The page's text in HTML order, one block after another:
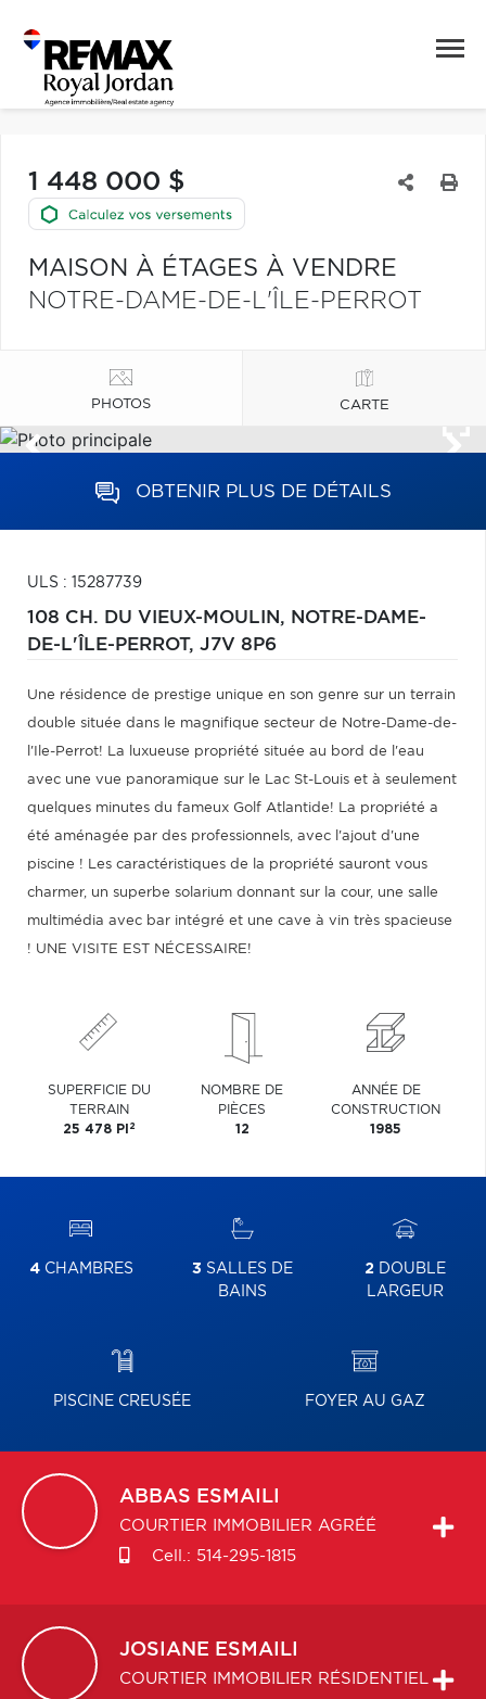
1 448 000 $
MAISON À ÉTAGES À VENDRE
NOTRE-DAME-DE-L'ÎLE-PERROT
PHOTOS CARTE
OBTENIR PLUS DE DÉTAILS
ULS : 15287739
108 CH. DU VIEUX-MOULIN, NOTRE-DAME-
DE-L'ÎLE-PERROT, J7V 8P6
Une résidence de prestige unique en son genre sur un terrain
double située dans le magnifique secteur de Notre-Dame-de-
l'Ile-Perrot! La luxueuse propriété située au bord de l'eau
avec une vue panoramique sur le Lac St-Louis et à seulement
quelques minutes du fameux Golf Atlantide! La propriété a
été aménagée par des professionnels, avec l'ajout d'une
piscine ! Les caractéristiques de la propriété sauront vous
charmer, un superbe solarium donnant sur la cour, une salle
multimédia avec bar intégré et une cave à vin très spacieuse
! UNE VISITE EST NÉCESSAIRE!
SUPERFICIE DU
TERRAIN
25 478 PI 2
NOMBRE DE
PIÈCES
12
ANNÉE DE
CONSTRUCTION
1985
4CHAMBRES 3 SALLES DE
BAINS
2DOUBLE
LARGEUR
PISCINE CREUSÉE FOYER AU GAZ
ABBAS ESMAILI
COURTIER IMMOBILIER AGRÉÉ
Cell.: 514-295-1815
JOSIANE ESMAILI
COURTIER IMMOBILIER RÉSIDENTIEL